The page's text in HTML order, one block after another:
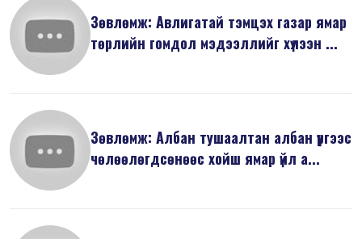
Зөвлөмж: Авлигатай тэмцэх газар ямар
төрлийн гомдол мэдээллийг хүлээн ...
Зөвлөмж: Албан тушаалтан албан үүргээс
чөлөөлөгдсөнөөс хойш ямар үйл а...